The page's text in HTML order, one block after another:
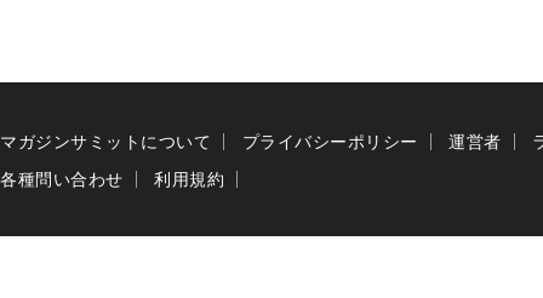
マガジンサミットについて プライバシーポリシー 運営者
各種問い合わせ
利用規約